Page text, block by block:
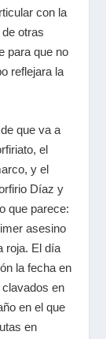
con la
otras
para que no
reflejara la
que va a
el
y el
Díaz y
que parece:
asesino
roja. El día
la fecha en
en
en el que
en